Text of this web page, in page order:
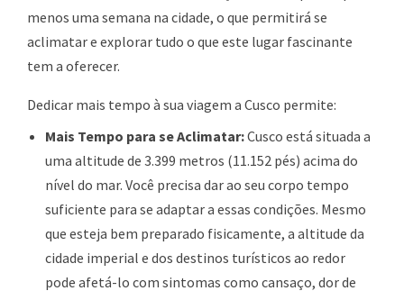
menos uma semana na cidade, o que permitirá se
aclimatar e explorar tudo o que este lugar fascinante
tem a oferecer.
Dedicar mais tempo à sua viagem a Cusco permite:
Mais Tempo para se Aclimatar:Cusco está situada a
uma altitude de 3.399 metros (11.152 pés) acima do
nível do mar. Você precisa dar ao seu corpo tempo
suficiente para se adaptar a essas condições. Mesmo
que esteja bem preparado fisicamente, a altitude da
cidade imperial e dos destinos turísticos ao redor
pode afetá-lo com sintomas como cansaço, dor de